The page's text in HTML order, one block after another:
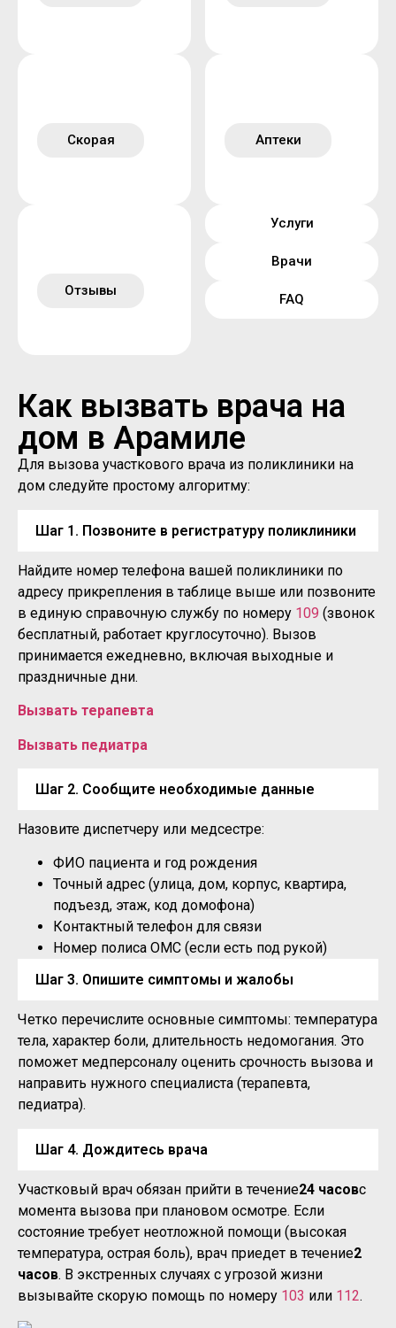
Скорая Аптеки
Отзывы
Услуги
Врачи
FAQ
Как вызвать врача на
дом в Арамиле
Для вызова участкового врача из поликлиники на
дом следуйте простому алгоритму:
Шаг 1. Позвоните в регистратуру поликлиники
Найдите номер телефона вашей поликлиники по
адресу прикрепления в таблице выше или позвоните
в единую справочную службу по номеру 109 (звонок
бесплатный, работает круглосуточно). Вызов
принимается ежедневно, включая выходные и
праздничные дни.
Вызвать терапевта
Вызвать педиатра
Шаг 2. Сообщите необходимые данные
Назовите диспетчеру или медсестре:
ФИО пациента и год рождения
Точный адрес (улица, дом, корпус, квартира,
подъезд, этаж, код домофона)
Контактный телефон для связи
Номер полиса ОМС (если есть под рукой)
Шаг 3. Опишите симптомы и жалобы
Четко перечислите основные симптомы: температура
тела, характер боли, длительность недомогания. Это
поможет медперсоналу оценить срочность вызова и
направить нужного специалиста (терапевта,
педиатра).
Шаг 4. Дождитесь врача
Участковый врач обязан прийти в течение24 часовс
момента вызова при плановом осмотре. Если
состояние требует неотложной помощи (высокая
температура, острая боль), врач приедет в течение2
часов. В экстренных случаях с угрозой жизни
вызывайте скорую помощь по номеру 103 или 112.